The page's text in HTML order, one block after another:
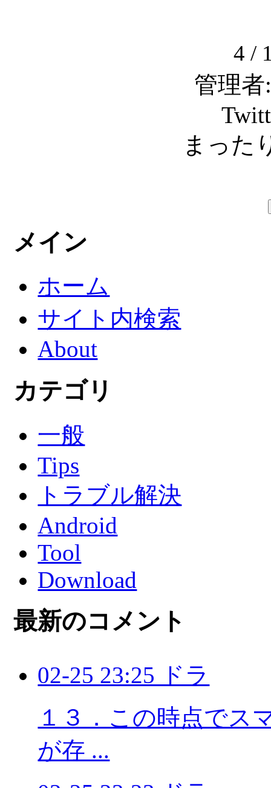
4 /
管理者
まった
メイン
ホーム
サイト内検索
About
カテゴリ
一般
Tips
トラブル解決
Android
Tool
Download
最新のコメント
02-25 23:25 ドラ
１３．この時点でス
が存 ...